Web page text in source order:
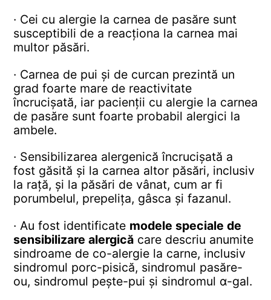
· Cei cu alergie la carnea de pasăre sunt
susceptibili de a reacționa la carnea mai
multor păsări.
· Carnea de pui și de curcan prezintă un
grad foarte mare de reactivitate
încrucișată, iar pacienții cu alergie la carnea
de pasăre sunt foarte probabil alergici la
ambele.
· Sensibilizarea alergenică încrucișată a
fost găsită și la carnea altor păsări, inclusiv
la rață, și la păsări de vânat, cum ar fi
porumbelul, prepelița, gâsca și fazanul.
· Au fost identificate modele speciale de
sensibilizare alergicăcare descriu anumite
sindroame de co-alergie la carne, inclusiv
sindromul porc-pisică, sindromul pasăre-
ou, sindromul pește-pui și sindromul α-gal.